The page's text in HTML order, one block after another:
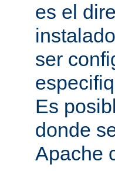
es el
ser
Es
donde
Apache